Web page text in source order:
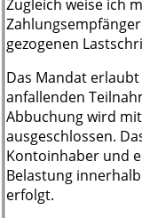
Zugleich weise ich
gezogenen
Das Mandat
anfallenden
Abbuchung wird
ausgeschlossen.
Kontoinhaber und
Belastung
erfolgt.